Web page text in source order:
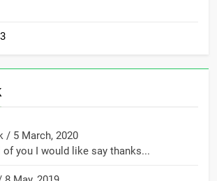
/ 5 March, 2020
you I would like say thanks...